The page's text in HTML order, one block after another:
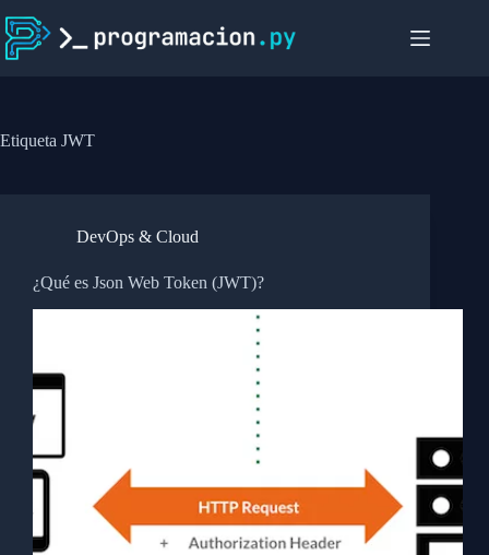
al
contenido
Etiqueta JWT
DevOps & Cloud
¿Qué es Json Web Token (JWT)?